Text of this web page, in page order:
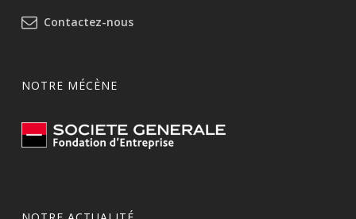
Contactez-nous
NOTRE MÉCÈNE